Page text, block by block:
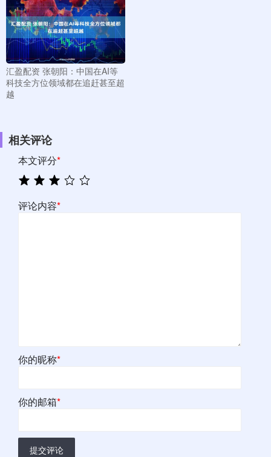
汇盈配资 张朝阳：中国在AI等
科技全方位领域都在追赶甚至超
越
相关评论
本文评分*
评论内容*
你的昵称*
你的邮箱*
提交评论